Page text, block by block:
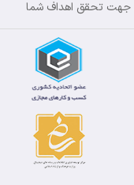
جهت تحقق اهداف شما